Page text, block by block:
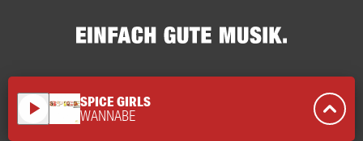
play_arrow SPICE GIRLS
WANNABE